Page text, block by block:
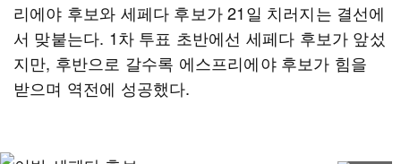
리에야 후보와 세페다 후보가 21일 치러지는 결선에
서 맞붙는다. 1차 투표 초반에선 세페다 후보가 앞섰
지만, 후반으로 갈수록 에스프리에야 후보가 힘을
받으며 역전에 성공했다.